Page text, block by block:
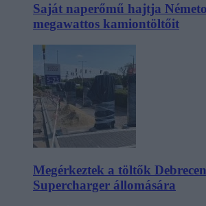
Saját naperőmű hajtja
megawattos kamiontöltőit
Megérkeztek a töltők
Supercharger állomására